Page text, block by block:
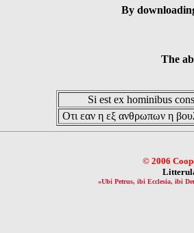
By
The
Si est ex hominibus
Οτι εαν η εξ ανθρωπων η
© 2006
«Ubi Petrus, ibi Ecclesia, ibi